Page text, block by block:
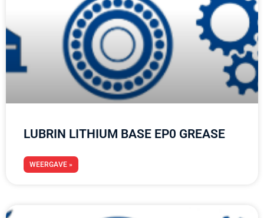
LUBRIN LITHIUM BASE EP0 GREASE
WEERGAVE »